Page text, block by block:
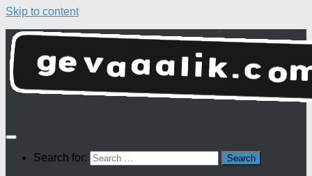
Skip to content
Search for: